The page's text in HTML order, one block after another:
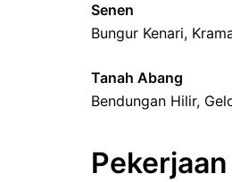
Senen
Bungur Kenari,
Tanah Abang
Bendungan Hilir,